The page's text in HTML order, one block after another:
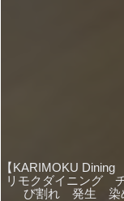
【KARIMOKU
リモクダイニング
び割れ 発生 染